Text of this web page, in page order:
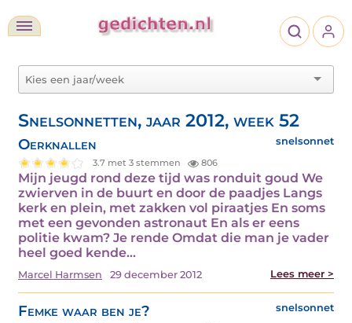
Snelsonnetten, jaar 2012, week 52
Oerknallen snelsonnet
3.7 met 3 stemmen 806
Mijn jeugd rond deze tijd was ronduit goud We
zwierven in de buurt en door de paadjes Langs
kerk en plein, met zakken vol piraatjes En soms
met een gevonden astronaut En als er eens
politie kwam? Je rende Omdat die man je vader
heel goed kende…
Marcel Harmsen 29 december 2012 Lees meer >
Femke waar ben je? snelsonnet